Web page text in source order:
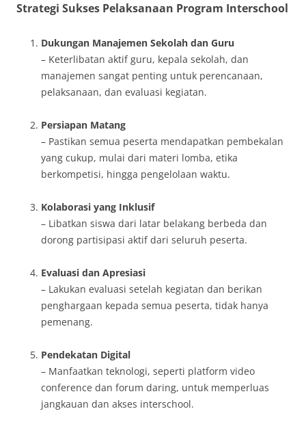
Strategi Sukses Pelaksanaan Program Interschool
Dukungan Manajemen Sekolah dan Guru
– Keterlibatan aktif guru, kepala sekolah, dan
manajemen sangat penting untuk perencanaan,
pelaksanaan, dan evaluasi kegiatan.
Persiapan Matang
– Pastikan semua peserta mendapatkan pembekalan
yang cukup, mulai dari materi lomba, etika
berkompetisi, hingga pengelolaan waktu.
Kolaborasi yang Inklusif
– Libatkan siswa dari latar belakang berbeda dan
dorong partisipasi aktif dari seluruh peserta.
Evaluasi dan Apresiasi
– Lakukan evaluasi setelah kegiatan dan berikan
penghargaan kepada semua peserta, tidak hanya
pemenang.
Pendekatan Digital
– Manfaatkan teknologi, seperti platform video
conference dan forum daring, untuk memperluas
jangkauan dan akses interschool.